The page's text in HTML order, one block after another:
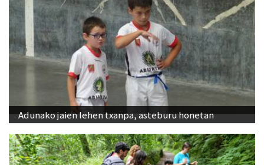
Adunako jaien lehen txanpa, asteburu honetan